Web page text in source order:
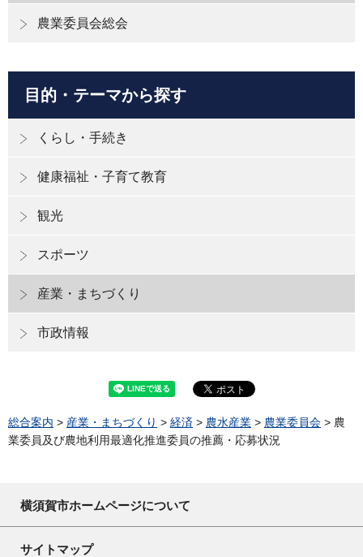
農業委員会総会
目的・テーマから探す
くらし・手続き
健康福祉・子育て教育
観光
スポーツ
産業・まちづくり
市政情報
総合案内 > 産業・まちづくり > 経済 > 農水産業 > 農業委員会 > 農
業委員及び農地利用最適化推進委員の推薦・応募状況
横須賀市ホームページについて
サイトマップ